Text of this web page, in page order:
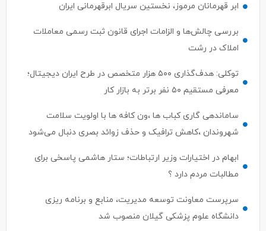
ابر قهرمانان مرموز، نخستین سریال ابرقهرمانی ایران
بررسی چالش‌ها و الزامات اجرای قانون ثبت رسمی معاملات
املاک در رشت
توکلی: هدف‌گذاری ۵۰۰ هزار متخصص در طرح ایران دیجیتال؛
معرفی مستقیم ۵۰ نفر برتر به بازار کار
ساماندهی گاری کباب ها ،ون کافه ها با اولویت سلامت
شهروندان ،کاهش ترافیک و حذف زوائد بصری دنبال می‌شود
ابهام در اختیارات وزیر ارتباطات؛ ستار هاشمی پاسخی برای
مطالبات مردم دارد ؟
سرپرست معاونت توسعه مدیریت، منابع و برنامه ریزی
دانشگاه علوم پزشکی گیلان منصوب شد